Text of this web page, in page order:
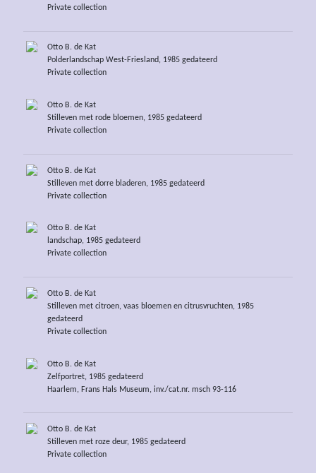
Private collection
Otto B. de Kat
Polderlandschap West-Friesland, 1985 gedateerd
Private collection
Otto B. de Kat
Stilleven met rode bloemen, 1985 gedateerd
Private collection
Otto B. de Kat
Stilleven met dorre bladeren, 1985 gedateerd
Private collection
Otto B. de Kat
landschap, 1985 gedateerd
Private collection
Otto B. de Kat
Stilleven met citroen, vaas bloemen en citrusvruchten, 1985
gedateerd
Private collection
Otto B. de Kat
Zelfportret, 1985 gedateerd
Haarlem, Frans Hals Museum, inv./cat.nr. msch 93-116
Otto B. de Kat
Stilleven met roze deur, 1985 gedateerd
Private collection